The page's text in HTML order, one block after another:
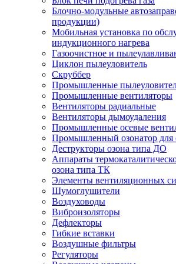
Блочно-модульные
продукции)
Мобильная установка по
индукционного нагрева
Газоочистное и
Циклон пылеуловитель
Скруббер
Промышленные
Промышленные вентиляторы
Вентиляторы радиальные
Вентиляторы дымоудаления
Промышленные осевые
Промышленный озонатор для
Деструкторы озона типа ДО
Аппараты
озона типа ТК
Элементы вентиляционных
Шумоглушители
Воздуховоды
Виброизоляторы
Дефлекторы
Гибкие вставки
Воздушные фильтры
Регуляторы